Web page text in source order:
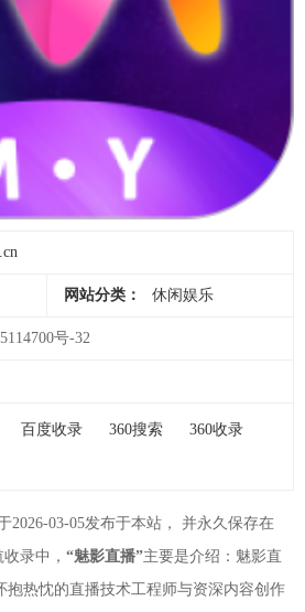
网站分类： 休闲娱乐
号-32
百度收录 360搜索
360收录
2026-03-05发布于本站， 并永久保存在
录中， “魅影直播”主要是介绍：魅影直
抱热忱的直播技术工程师与资深内容创作